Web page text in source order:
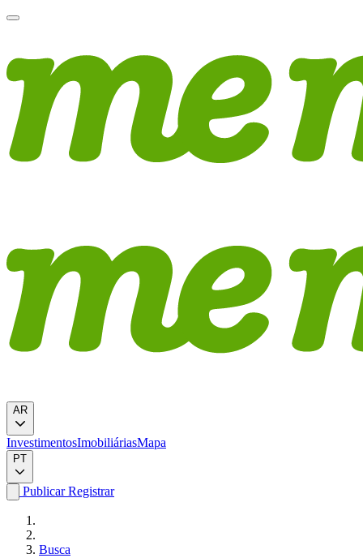
AR
InvestimentosImobiliáriasMapa
PT
PublicarRegistrar
Busca